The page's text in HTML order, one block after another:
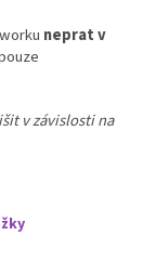
neprat v
v závislosti na